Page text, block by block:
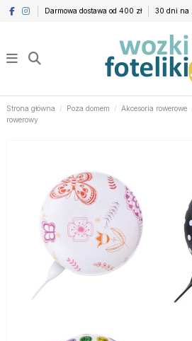
Darmowa dostawa od 400 zł 30 dni na
Strona główna Poza domem Akcesoria rowerowe
rowerowy